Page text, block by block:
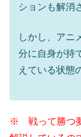
ションも解消
しかし、アニ
分に自身が持
えている状態
※ 戦って勝つ夢